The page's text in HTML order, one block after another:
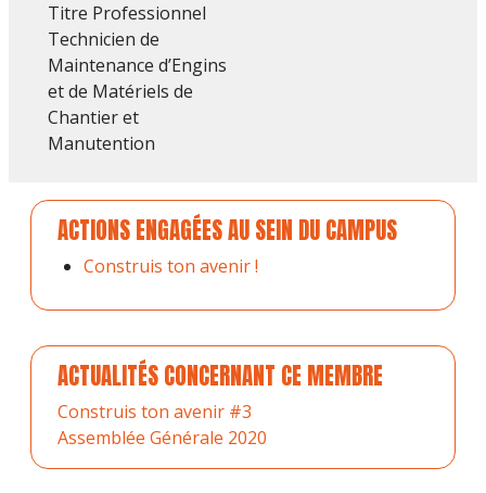
Titre Professionnel
Technicien de
Maintenance d’Engins
et de Matériels de
Chantier et
Manutention
ACTIONS ENGAGÉES AU SEIN DU CAMPUS
Construis ton avenir !
ACTUALITÉS CONCERNANT CE MEMBRE
Construis ton avenir #3
Assemblée Générale 2020